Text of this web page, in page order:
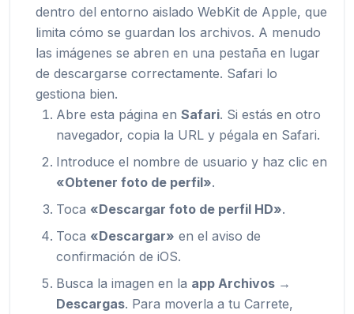
dentro del entorno aislado WebKit de Apple, que
limita cómo se guardan los archivos. A menudo
las imágenes se abren en una pestaña en lugar
de descargarse correctamente. Safari lo
gestiona bien.
Abre esta página en Safari. Si estás en otro
navegador, copia la URL y pégala en Safari.
Introduce el nombre de usuario y haz clic en
«Obtener foto de perfil».
Toca «Descargar foto de perfil HD».
Toca «Descargar» en el aviso de
confirmación de iOS.
Busca la imagen en la app Archivos →
Descargas. Para moverla a tu Carrete,